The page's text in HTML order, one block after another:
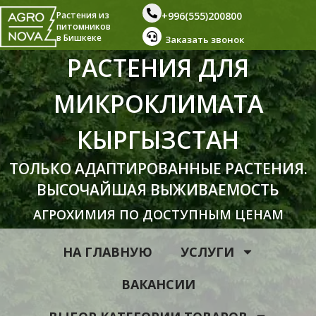
Растения из
питомников
в Бишкеке
+996(555)200800
Заказать звонок
РАСТЕНИЯ ДЛЯ
МИКРОКЛИМАТА
КЫРГЫЗСТАН
ТОЛЬКО АДАПТИРОВАННЫЕ РАСТЕНИЯ.
ВЫСОЧАЙШАЯ ВЫЖИВАЕМОСТЬ
АГРОХИМИЯ ПО ДОСТУПНЫМ ЦЕНАМ
НА ГЛАВНУЮ
УСЛУГИ
ВАКАНСИИ